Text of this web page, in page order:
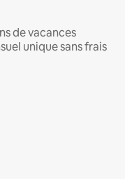
de vacances
unique sans frais